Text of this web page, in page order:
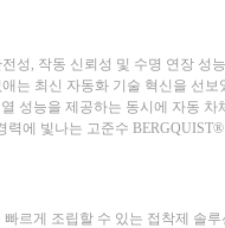
성, 작동 신뢰성 및 수명 연장
는 최신 자동화 기술 혁신을 선보
성능을 제공하는 동시에 자동
에 빛나는 고준수
르게 조립할 수 있는 접착제 솔